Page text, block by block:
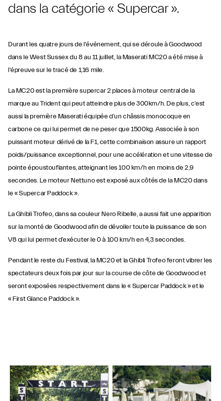
dans la catégorie « Supercar ».
Durant les quatre jours de l'événement, qui se déroule à Goodwood
dans le West Sussex du 8 au 11 juillet, la Maserati MC20 a été mise à
l'épreuve sur le tracé de 1,16 mile.
La MC20 est la première supercar 2 places à moteur central de la
marque au Trident qui peut atteindre plus de 300km/h. De plus, c’est
aussi la première Maserati équipée d’un châssis monocoque en
carbone ce qui lui permet de ne peser que 1500kg. Associée à son
puissant moteur dérivé de la F1, cette combinaison assure un rapport
poids/puissance exceptionnel, pour une accélération et une vitesse de
pointe époustouflantes, atteignant les 100 km/h en moins de 2,9
secondes. Le moteur Nettuno est exposé aux côtés de la MC20 dans
le « Supercar Paddock ».
La Ghibli Trofeo, dans sa couleur Nero Ribelle, a aussi fait une apparition
sur la monté de Goodwood afin de dévoiler toute la puissance de son
V8 qui lui permet d’exécuter le 0 à 100 km/h en 4,3 secondes.
Pendant le reste du Festival, la MC20 et la Ghibli Trofeo feront vibrer les
spectateurs deux fois par jour sur la course de côte de Goodwood et
seront exposées respectivement dans le « Supercar Paddock » et le
« First Glance Paddock ».